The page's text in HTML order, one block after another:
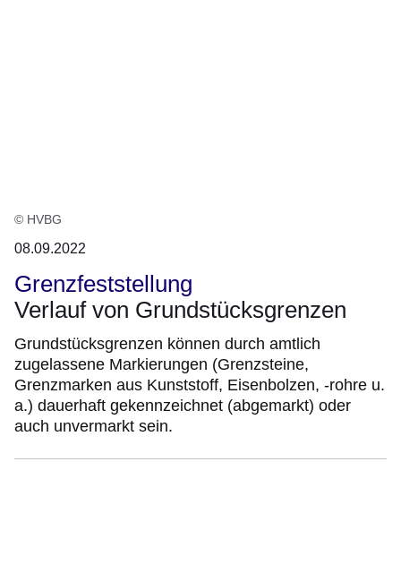
© HVBG
08.09.2022
Grenzfeststellung
Verlauf von Grundstücksgrenzen
Grundstücksgrenzen können durch amtlich
zugelassene Markierungen (Grenzsteine,
Grenzmarken aus Kunststoff, Eisenbolzen, -rohre u.
a.) dauerhaft gekennzeichnet (abgemarkt) oder
auch unvermarkt sein.